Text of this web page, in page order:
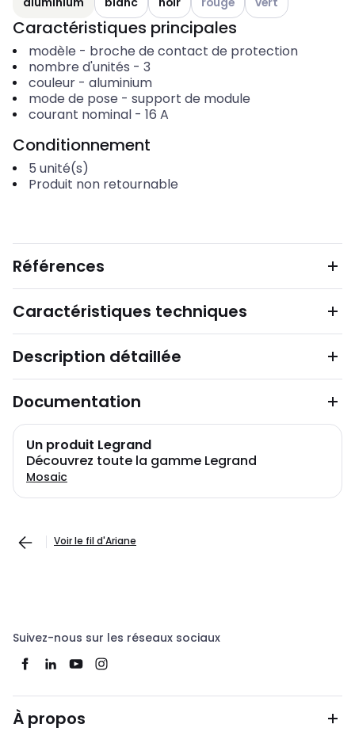
Caractéristiques principales
modèle - broche de contact de protection
nombre d'unités - 3
couleur- aluminium
mode de pose - support de module
courant nominal- 16 A
Conditionnement
5 unité(s)
Produit non retournable
Références
Caractéristiques techniques
Description détaillée
Documentation
Un produit Legrand
Découvrez toute la gamme Legrand
Mosaic
Voir le fil d'Ariane
Suivez-nous sur les réseaux sociaux
À propos